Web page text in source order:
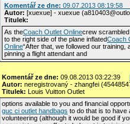
Komentář ze dne: 09.07.2013 08:19:58
Autor: [xuexue] - xuexue
Titulek:
As theCoach Outlet Onlinecrew
to the right side of the plane inflatedCoach
Online“After that, we followed our training,
pinning a flight attendant and
Komentář ze dne: 09.08.2013 03:22:39
Autor: neregistrovaný - zhangfei
Titulek: Louis Vuitton Outlet
options available to you and financial
guc ci outlet handbags to do that is to have
volunteering (although it would be good if